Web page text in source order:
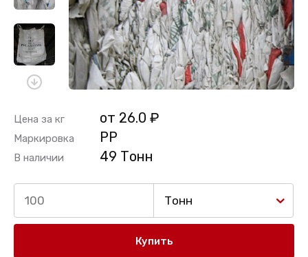
Цена за кг от 26.0 ₽
Маркировка PP
В наличии 49 Тонн
Тонн
Купить